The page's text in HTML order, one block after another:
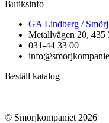
Butiksinfo
GA Lindberg /
Metallvägen 20,
031-44 33 00
Beställ katalog
© Smörjkompaniet 2026